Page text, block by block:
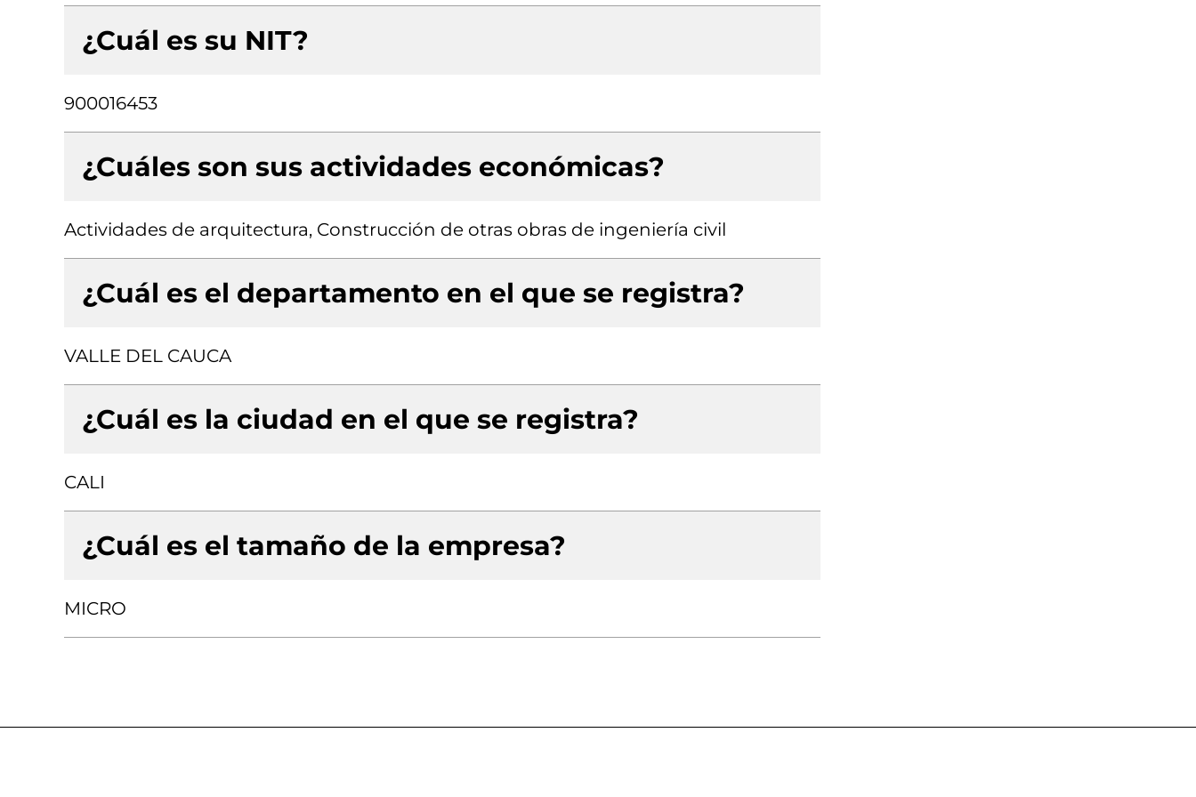
¿Cuál es su NIT?
900016453
¿Cuáles son sus actividades económicas?
Actividades de arquitectura, Construcción de otras obras de ingeniería civil
¿Cuál es el departamento en el que se registra?
VALLE DEL CAUCA
¿Cuál es la ciudad en el que se registra?
CALI
¿Cuál es el tamaño de la empresa?
MICRO